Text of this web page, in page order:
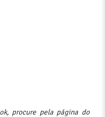
procure pela página do